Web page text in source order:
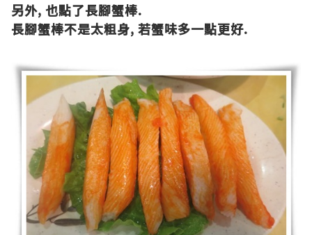
另外, 也點了長腳蟹棒.
長腳蟹棒不是太粗身, 若蟹味多一點更好.